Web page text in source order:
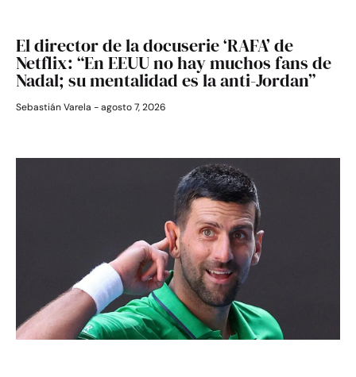
El director de la docuserie ‘RAFA’ de
Netflix: “En EEUU no hay muchos fans de
Nadal; su mentalidad es la anti-Jordan”
Sebastián Varela agosto 7, 2026